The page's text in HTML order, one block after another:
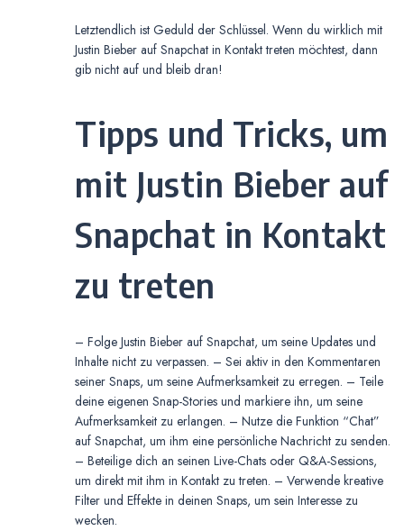
Letztendlich ist Geduld der Schlüssel. Wenn du wirklich mit
Justin Bieber auf Snapchat in Kontakt treten möchtest, dann
gib nicht auf und bleib dran!
Tipps und Tricks, um
mit Justin Bieber auf
Snapchat in Kontakt
zu treten
– Folge Justin Bieber auf Snapchat, um seine Updates und
Inhalte nicht zu verpassen. – Sei aktiv in den Kommentaren
seiner Snaps, um seine Aufmerksamkeit zu erregen. – Teile
deine eigenen Snap-Stories und markiere ihn, um seine
Aufmerksamkeit zu erlangen. – Nutze die Funktion “Chat”
auf Snapchat, um ihm eine persönliche Nachricht zu senden.
– Beteilige dich an seinen Live-Chats oder Q&A-Sessions,
um direkt mit ihm in Kontakt zu treten. – Verwende kreative
Filter und Effekte in deinen Snaps, um sein Interesse zu
wecken.